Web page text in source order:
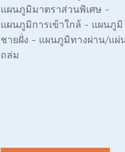
แผนภูมิมาตราส่วนพิเศษ -
แผนภูมิการเข้าใกล้ - แผนภูมิ
ชายฝั่ง - แผนภูมิทางผ่าน/แผ่
ถล่ม